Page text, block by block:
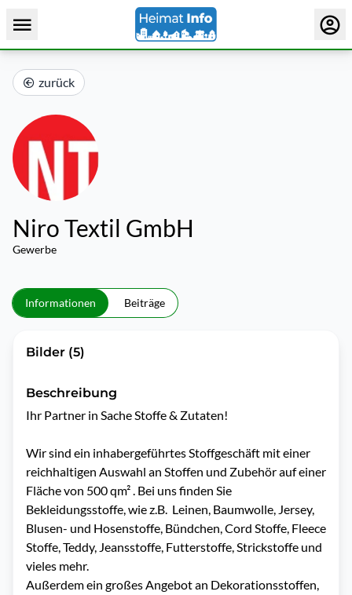
zurück
Niro Textil GmbH
Gewerbe
Informationen Beiträge
Bilder (5)
Beschreibung
Ihr Partner in Sache Stoffe & Zutaten!
Wir sind ein inhabergeführtes Stoffgeschäft mit einer
reichhaltigen Auswahl an Stoffen und Zubehör auf einer
Fläche von 500 qm² . Bei uns finden Sie
Bekleidungsstoffe, wie z.B.  Leinen, Baumwolle, Jersey,
Blusen- und Hosenstoffe, Bündchen, Cord Stoffe, Fleece
Stoffe, Teddy, Jeansstoffe, Futterstoffe, Strickstoffe und
vieles mehr.
Außerdem ein großes Angebot an Dekorationsstoffen,